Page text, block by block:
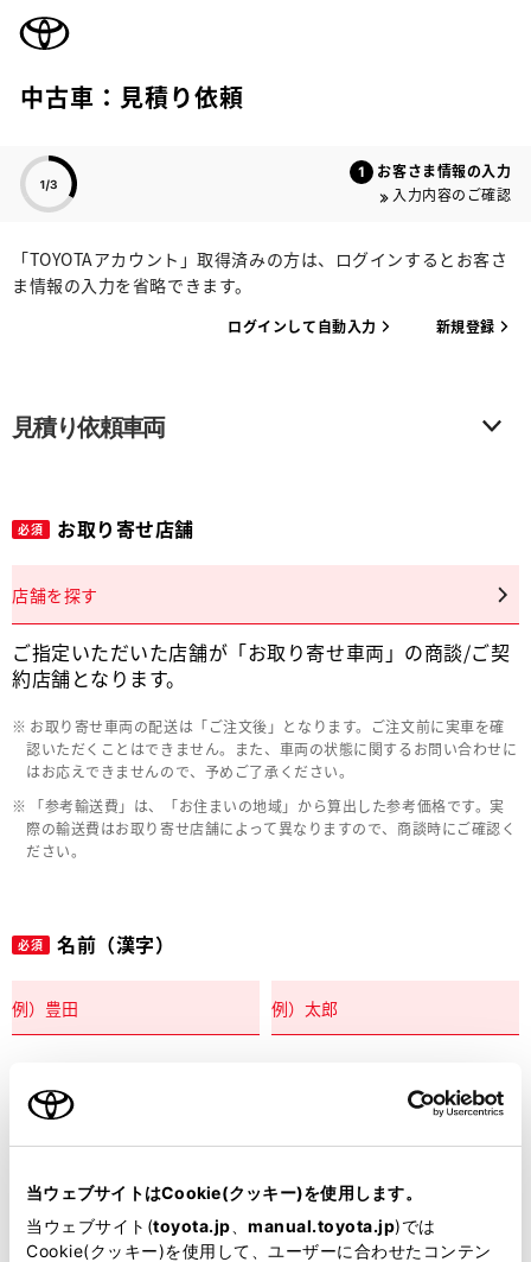
当ウェブサイトはCookie(クッキー)を使用します。
当ウェブサイト(toyota.jp manual.toyota.jp)では
Cookie(クッキー)を使用して、ユーザーに合わせたコンテン
中古車：見積り依頼
お客さま情報の入力
入力内容のご確認
「TOYOTAアカウント」取得済みの方は、ログインするとお客さ
ま情報の入力を省略できます。
ログインして自動入力 新規登録
見積り依頼車両
必須 お取り寄せ店舗
店舗を探す
ご指定いただいた店舗が「お取り寄せ車両」の商談/ご契
約店舗となります。
お取り寄せ車両の配送は「ご注文後」となります。ご注文前に実車を確
認いただくことはできません。また、車両の状態に関するお問い合わせに
はお応えできませんので、予めご了承ください。
「参考輸送費」は、「お住まいの地域」から算出した参考価格です。実
際の輸送費はお取り寄せ店舗によって異なりますので、商談時にご確認く
ださい。
必須 名前（漢字）
必須 名前（カナ）